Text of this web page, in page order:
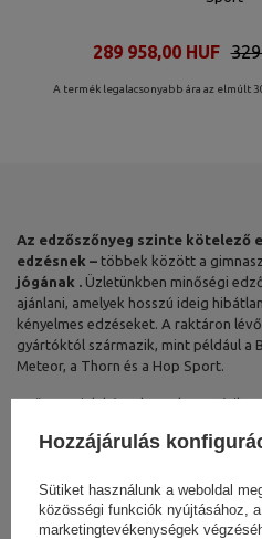
253,00 HUF A termék
Az edzőszőnyeg szinte kötelező
edzésnek – többek között a
jógának . Üzletünkben minőségi
ajánlani, amelyek hosszú ideig
kényelmes edzéseket. A raktáron
gyártóktól származik, mint például a
Meteor, a Thorn és a Hop Sport.
Szőnyegeink kényelmesek,
edzőszőnyegeket választhatnak -
tervezett szőnyegeink. Igényesebb
kényelmes fejtámlával ellátott
edzés közben kényelmes - gyorsan
Hozzájárulás
Sütiket használunk a weboldal
közösségi funkciók nyújtásához,
marketingtevékenységek